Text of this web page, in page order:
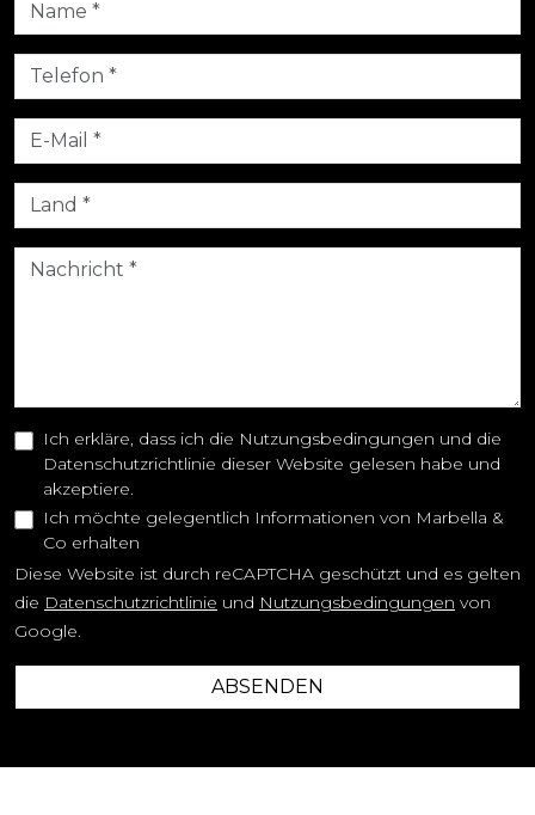
Ich erkläre, dass ich die Nutzungsbedingungen und die
Datenschutzrichtlinie dieser Website gelesen habe und
akzeptiere.
Ich möchte gelegentlich Informationen von Marbella &
Co erhalten
Diese Website ist durch reCAPTCHA geschützt und es gelten
die Datenschutzrichtlinie und Nutzungsbedingungen von
Google.
ABSENDEN